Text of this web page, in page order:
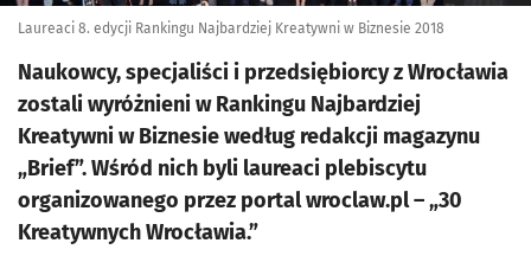
Laureaci 8. edycji Rankingu Najbardziej Kreatywni w Biznesie 2018
Naukowcy, specjaliści i przedsiębiorcy z Wrocławia
zostali wyróżnieni w Rankingu Najbardziej
Kreatywni w Biznesie według redakcji magazynu
„Brief”. Wśród nich byli laureaci plebiscytu
organizowanego przez portal wroclaw.pl – „30
Kreatywnych Wrocławia.”